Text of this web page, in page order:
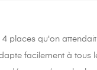
places qu'on
facilement à